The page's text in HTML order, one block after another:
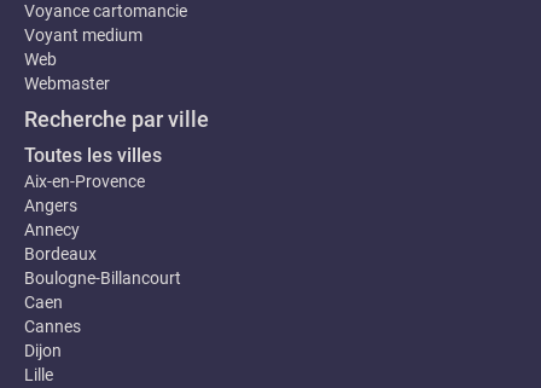
Voyance cartomancie
Voyant medium
Web
Webmaster
Recherche par ville
Toutes les villes
Aix-en-Provence
Angers
Annecy
Bordeaux
Boulogne-Billancourt
Caen
Cannes
Dijon
Lille